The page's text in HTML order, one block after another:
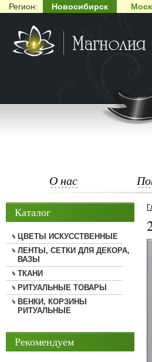
Регион: Новосибирск
О нас
Каталог
ЦВЕТЫ ИСКУССТВЕННЫЕ
ЛЕНТЫ, СЕТКИ ДЛЯ ДЕКОРА,
ВАЗЫ
ТКАНИ
РИТУАЛЬНЫЕ ТОВАРЫ
ВЕНКИ, КОРЗИНЫ
РИТУАЛЬНЫЕ
Рекомендуем